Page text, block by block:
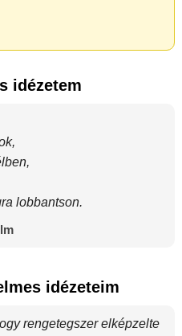
idézetem
lobbantson.
idézeteim
rengetegszer elképzelte